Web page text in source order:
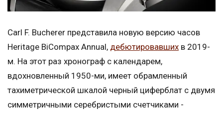
Carl F. Bucherer представила новую версию часов
Heritage BiCompax Annual, дебютировавших в 2019-
м. На этот раз хронограф c календарем,
вдохновленный 1950-ми, имеет обрамленный
тахиметрической шкалой черный циферблат с двумя
симметричными серебристыми счетчиками -